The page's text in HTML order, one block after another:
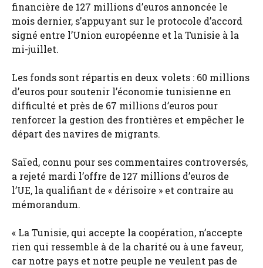
financière de 127 millions d’euros annoncée le
mois dernier, s’appuyant sur le protocole d’accord
signé entre l’Union européenne et la Tunisie à la
mi-juillet.
Les fonds sont répartis en deux volets : 60 millions
d’euros pour soutenir l’économie tunisienne en
difficulté et près de 67 millions d’euros pour
renforcer la gestion des frontières et empêcher le
départ des navires de migrants.
Saïed, connu pour ses commentaires controversés,
a rejeté mardi l’offre de 127 millions d’euros de
l’UE, la qualifiant de « dérisoire » et contraire au
mémorandum.
« La Tunisie, qui accepte la coopération, n’accepte
rien qui ressemble à de la charité ou à une faveur,
car notre pays et notre peuple ne veulent pas de